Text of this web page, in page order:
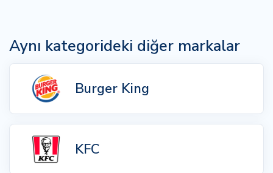
Aynı kategorideki diğer markalar
Burger King
KFC